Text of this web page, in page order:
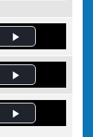
Play Video
Play Video
Play Video